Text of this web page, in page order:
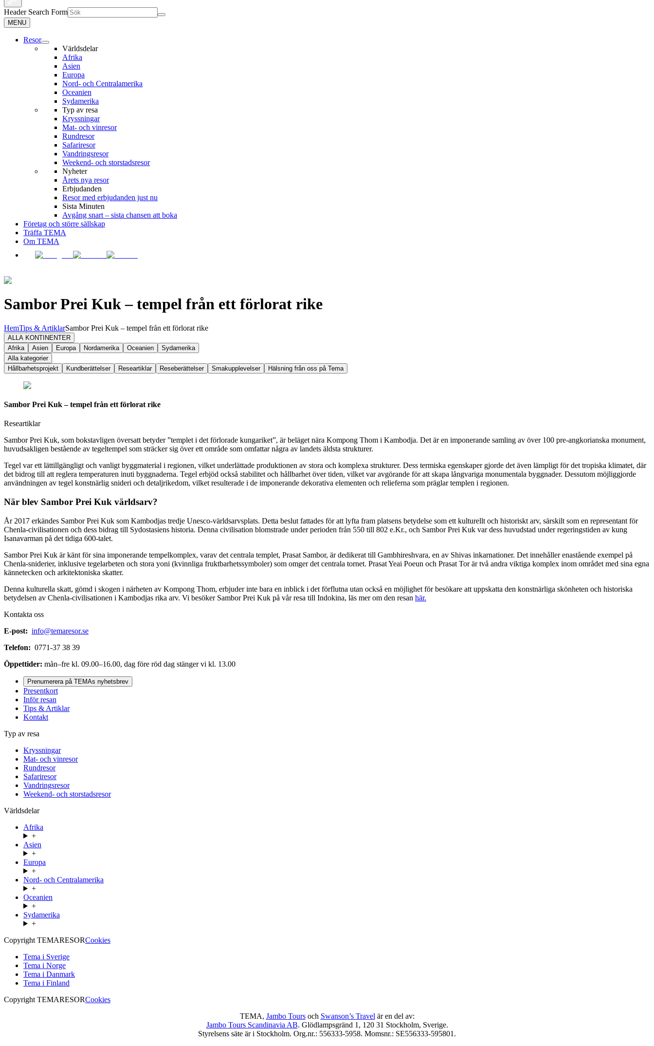
Header Search Form
MENU
Resor
Världsdelar
Afrika
Asien
Europa
Nord- och Centralamerika
Oceanien
Sydamerika
Typ av resa
Kryssningar
Mat- och vinresor
Rundresor
Safariresor
Vandringsresor
Weekend- och storstadsresor
Nyheter
Årets nya resor
Erbjudanden
Resor med erbjudanden just nu
Sista Minuten
Avgång snart – sista chansen att boka
Företag och större sällskap
Träffa TEMA
Om TEMA
Sambor Prei Kuk – tempel från ett förlorat rike
HemTips & ArtiklarSambor Prei Kuk – tempel från ett förlorat rike
ALLA KONTINENTER
Afrika
Asien Europa Nordamerika Oceanien
Sydamerika
Alla kategorier
Hållbarhetsprojekt
Kundberättelser Researtiklar Reseberättelser Smakupplevelser Hälsning från oss på Tema
Sambor Prei Kuk – tempel från ett förlorat rike
Researtiklar
Sambor Prei Kuk, som bokstavligen översatt betyder ”templet i det förlorade kungariket”, är beläget nära Kompong Thom i Kambodja. Det är en imponerande samling av över 100 pre-angkorianska monument,
huvudsakligen bestående av tegeltempel som sträcker sig över ett område som omfattar några av landets äldsta strukturer.
Tegel var ett lättillgängligt och vanligt byggmaterial i regionen, vilket underlättade produktionen av stora och komplexa strukturer. Dess termiska egenskaper gjorde det även lämpligt för det tropiska klimatet, där
det bidrog till att reglera temperaturen inuti byggnaderna. Tegel erbjöd också stabilitet och hållbarhet över tiden, vilket var avgörande för att skapa långvariga monumentala byggnader. Dessutom möjliggjorde
användningen av tegel konstnärlig snideri och detaljrikedom, vilket resulterade i de imponerande dekorativa elementen och relieferna som präglar templen i regionen.
När blev Sambor Prei Kuk världsarv?
År 2017 erkändes Sambor Prei Kuk som Kambodjas tredje Unesco-världsarvsplats. Detta beslut fattades för att lyfta fram platsens betydelse som ett kulturellt och historiskt arv, särskilt som en representant för
Chenla-civilisationen och dess bidrag till Sydostasiens historia. Denna civilisation blomstrade under perioden från 550 till 802 e.Kr., och Sambor Prei Kuk var dess huvudstad under regeringstiden av kung
Isanavarman på det tidiga 600-talet.
Sambor Prei Kuk är känt för sina imponerande tempelkomplex, varav det centrala templet, Prasat Sambor, är dedikerat till Gambhireshvara, en av Shivas inkarnationer. Det innehåller enastående exempel på
Chenla-sniderier, inklusive tegelarbeten och stora yoni (kvinnliga fruktbarhetssymboler) som omger det centrala tornet. Prasat Yeai Poeun och Prasat Tor är två andra viktiga komplex inom området med sina egna
kännetecken och arkitektoniska skatter.
Denna kulturella skatt, gömd i skogen i närheten av Kompong Thom, erbjuder inte bara en inblick i det förflutna utan också en möjlighet för besökare att uppskatta den konstnärliga skönheten och historiska
betydelsen av Chenla-civilisationen i Kambodjas rika arv. Vi besöker Sambor Prei Kuk på vår resa till Indokina, läs mer om den resan här.
Kontakta oss
E-post: info@temaresor.se
Telefon: 0771-37 38 39
Öppettider: mån–fre kl. 09.00–16.00, dag före röd dag stänger vi kl. 13.00
Prenumerera på TEMAs nyhetsbrev
Presentkort
Inför resan
Tips & Artiklar
Kontakt
Typ av resa
Kryssningar
Mat- och vinresor
Rundresor
Safariresor
Vandringsresor
Weekend- och storstadsresor
Världsdelar
Afrika
+
Asien
+
Europa
+
Nord- och Centralamerika
+
Oceanien
+
Sydamerika
+
Copyright TEMARESORCookies
Tema i Sverige
Tema i Norge
Tema i Danmark
Tema i Finland
Copyright TEMARESORCookies
TEMA, Jambo Toursoch Swanson’s Travel är en del av:
Jambo Tours Scandinavia AB. Glödlampsgränd 1, 120 31 Stockholm, Sverige.
Styrelsens säte är i Stockholm. Org.nr.: 556333-5958. Momsnr.: SE556333-595801.